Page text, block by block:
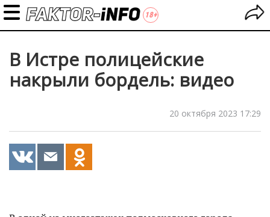
В Истре полицейские
накрыли бордель: видео
20 октября 2023 17:29